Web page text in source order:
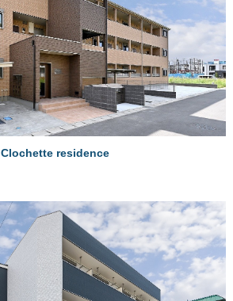
Clochette residence